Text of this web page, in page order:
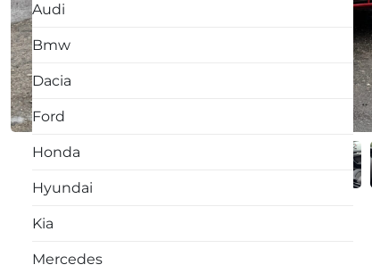
Audi
Bmw
Dacia
Ford
Honda
Hyundai
Kia
Mercedes